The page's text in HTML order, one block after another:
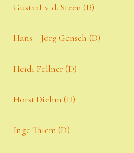
Gustaaf v. d. Steen (B)
Hans – Jörg Gensch (D)
Heidi Fellner (D)
Horst Diehm (D)
Inge Thiem (D)